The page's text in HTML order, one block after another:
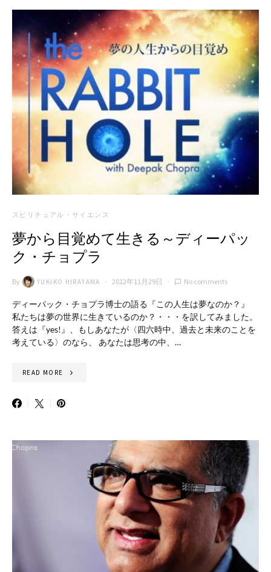
スピリチュアル・サイエンス
夢から目覚めて生きる～ディーパッ
ク・チョプラ
By YUKIKO HIRAYAMA 2012年11月29日 No comments
ディーパック・チョプラ博士の語る『この人生は夢なのか？』
私たちは夢の世界に生きているのか？・・・を訳してみました。
答えは『yes!』、もしあなたが〈四六時中、過去と未来のことを
考えている〉のなら、 あなたは思考の中、…
READ MORE